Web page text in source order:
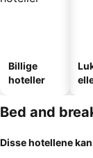
Billige
hoteller
Bed and
Disse hotellene